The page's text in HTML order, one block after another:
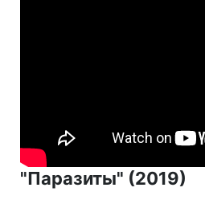
"Паразиты" (2019)